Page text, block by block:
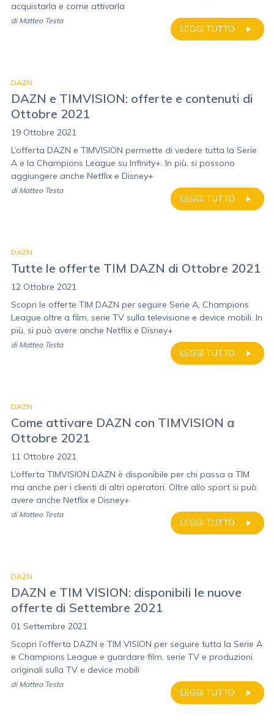
acquistarla e come attivarla
LEGGI TUTTO
di Matteo Testa
DAZN
DAZN e TIMVISION: offerte e contenuti di
Ottobre 2021
19 Ottobre 2021
L’offerta DAZN e TIMVISION permette di vedere tutta la Serie
A e la Champions League su Infinity+. In più, si possono
aggiungere anche Netflix e Disney+
LEGGI TUTTO
di Matteo Testa
DAZN
Tutte le offerte TIM DAZN di Ottobre 2021
12 Ottobre 2021
Scopri le offerte TIM DAZN per seguire Serie A, Champions
League oltre a film, serie TV sulla televisione e device mobili. In
più, si può avere anche Netflix e Disney+
LEGGI TUTTO
di Matteo Testa
DAZN
Come attivare DAZN con TIMVISION a
Ottobre 2021
11 Ottobre 2021
L’offerta TIMVISION DAZN è disponibile per chi passa a TIM
ma anche per i clienti di altri operatori. Oltre allo sport si può
avere anche Netflix e Disney+
LEGGI TUTTO
di Matteo Testa
DAZN
DAZN e TIM VISION: disponibili le nuove
offerte di Settembre 2021
01 Settembre 2021
Scopri l’offerta DAZN e TIM VISION per seguire tutta la Serie A
e Champions League e guardare film, serie TV e produzioni
originali sulla TV e device mobili
LEGGI TUTTO
di Matteo Testa